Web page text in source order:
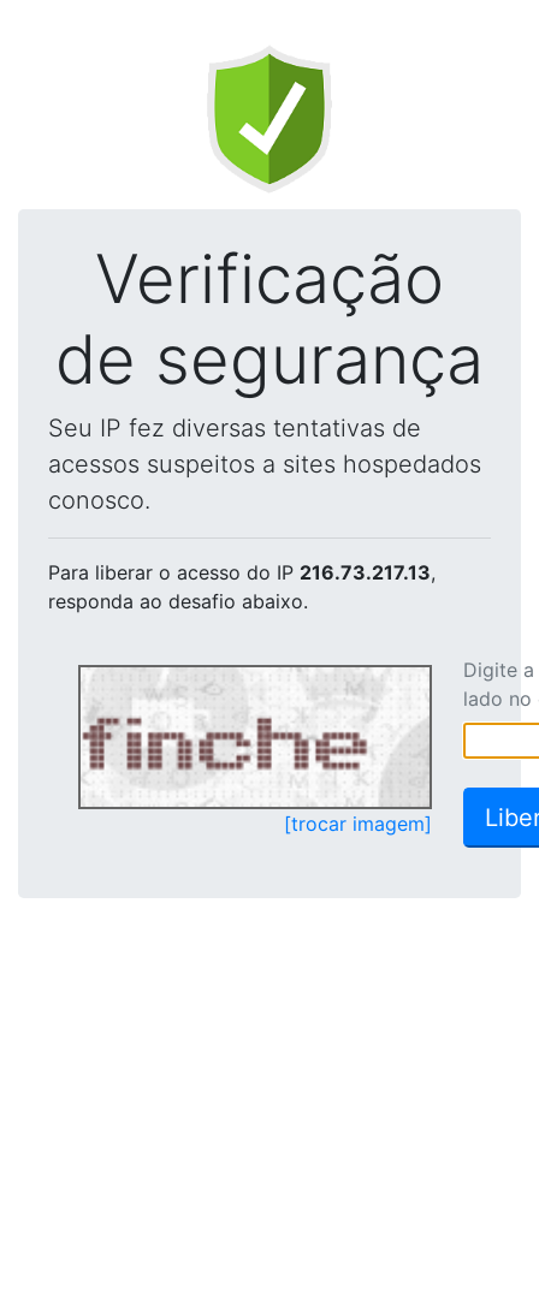
Verificação
de segurança
Seu IP fez diversas tentativas de
acessos suspeitos a sites hospedados
conosco.
Para liberar o acesso do IP 216.73.217.13,
responda ao desafio abaixo.
[trocar imagem]
Digite
lado no